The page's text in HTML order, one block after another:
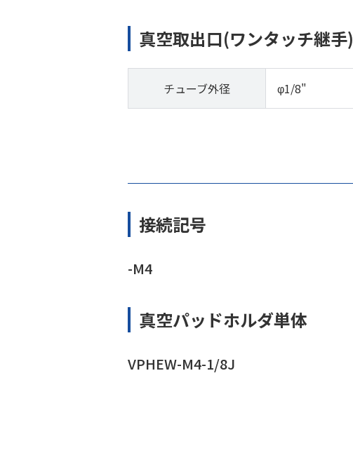
真空取出口(ワンタッチ継手)
チューブ外径 φ1/8"
接続記号
-M4
真空パッドホルダ単体
VPHEW-M4-1/8J